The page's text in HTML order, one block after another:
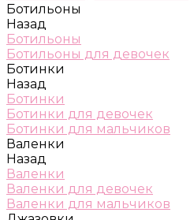
Ботильоны
Назад
Ботильоны
Ботильоны для девочек
Ботинки
Назад
Ботинки
Ботинки для девочек
Ботинки для мальчиков
Валенки
Назад
Валенки
Валенки для девочек
Валенки для мальчиков